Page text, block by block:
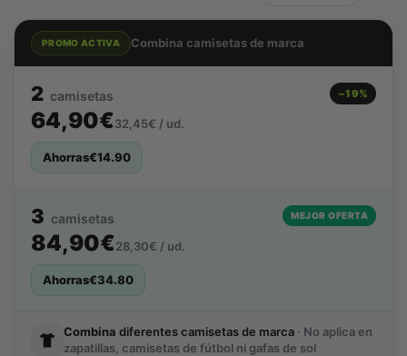
PROMO ACTIVA Combina camisetas de marca
2 camisetas −19%
64,90€32,45€ / ud.
Ahorras€14.90
3 camisetas MEJOR OFERTA
84,90€28,30€ / ud.
Ahorras€34.80
Combina diferentes camisetas de marca · No aplica en
zapatillas, camisetas de fútbol ni gafas de sol